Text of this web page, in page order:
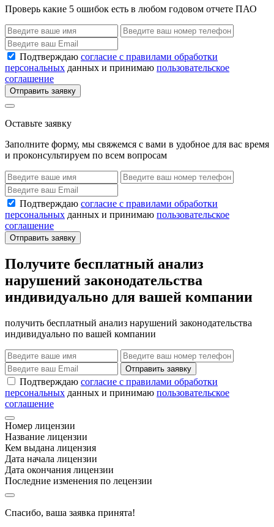
Проверь какие 5 ошибок есть в любом годовом отчете ПАО
Подтверждаю согласие с правилами обработки
персональных данных и принимаю пользовательское
соглашение
Отправить заявку
Оставьте заявку
Заполните форму, мы свяжемся с вами в удобное для вас время
и проконсультируем по всем вопросам
Подтверждаю согласие с правилами обработки
персональных данных и принимаю пользовательское
соглашение
Отправить заявку
Получите бесплатный анализ
нарушений законодательства
индивидуально для вашей компании
получить бесплатный анализ нарушений законодательства
индивидуально по вашей компании
Отправить заявку
Подтверждаю согласие с правилами обработки
персональных данных и принимаю пользовательское
соглашение
Номер лицензии
Название лицензии
Кем выдана лицензия
Дата начала лицензии
Дата окончания лицензии
Последние изменения по лецензии
Спасибо, ваша заявка принята!